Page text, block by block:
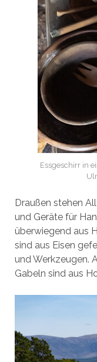
Essgeschirr in
Draußen stehen
und Geräte für
überwiegend aus
sind aus Eisen
und Werkzeugen.
Gabeln sind aus